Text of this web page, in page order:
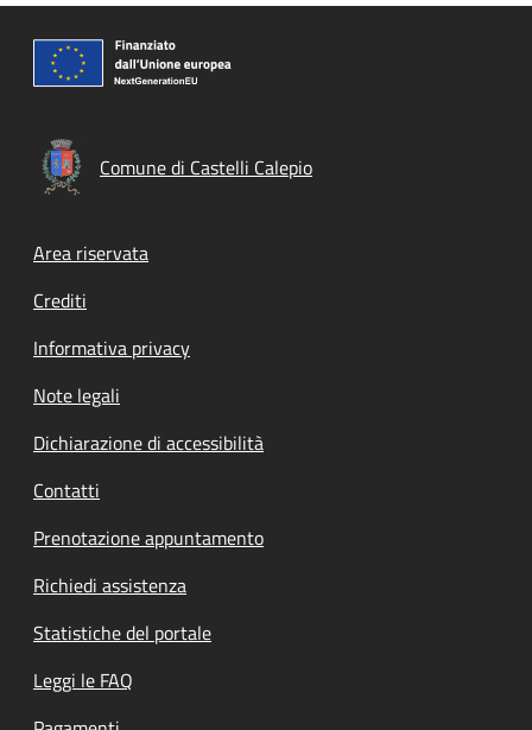
Comune di Castelli Calepio
Footer menu
Area riservata
Crediti
Informativa privacy
Note legali
Dichiarazione di accessibilità
Contatti
Prenotazione appuntamento
Richiedi assistenza
Statistiche del portale
Leggi le FAQ